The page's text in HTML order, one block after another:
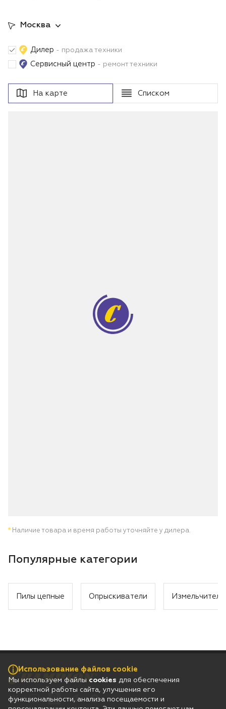
Москва
Дилер - продажа техники
Сервисный центр - ремонт техники
На карте Списком
* Наличие товара и время работы уточняйте у дилера.
Популярные категории
Пилы цепные Опрыскиватели Измельчители
Использование файлов cookie
Мы используем файлы cookies для обеспечения
корректной работы сайта, улучшения его
функциональности, анализа посещаемости и